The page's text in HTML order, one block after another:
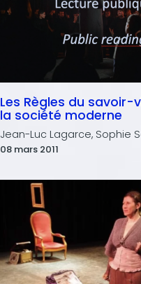
Les Règles du savoir-
la société moderne
Jean-Luc Lagarce, Sophie
08 mars 2011